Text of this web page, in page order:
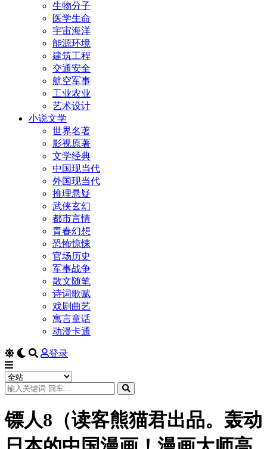
生物分子
医学生命
宇宙海洋
能源环境
建筑工程
交通安全
航空军事
工业农业
艺术设计
小说文学
世界名著
影视原著
文学经典
中国现当代
外国现当代
推理悬疑
武侠玄幻
都市言情
青春幻想
恐怖惊悚
官场历史
军事战争
散文随笔
诗词歌赋
戏剧曲艺
寓言童话
动漫卡通
登录
镖人8（读客熊猫君出品。轰动